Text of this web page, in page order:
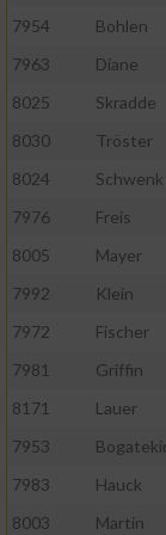
7954
Bohlen
7963
Diane
8025
Skradde
8030
Tröster
8024
Schwenk
7976
Freis
8005
Mayer
7992
Klein
7972
Fischer
7981
Griffin
8171
Lauer
7953
7983
Hauck
8003
Martin